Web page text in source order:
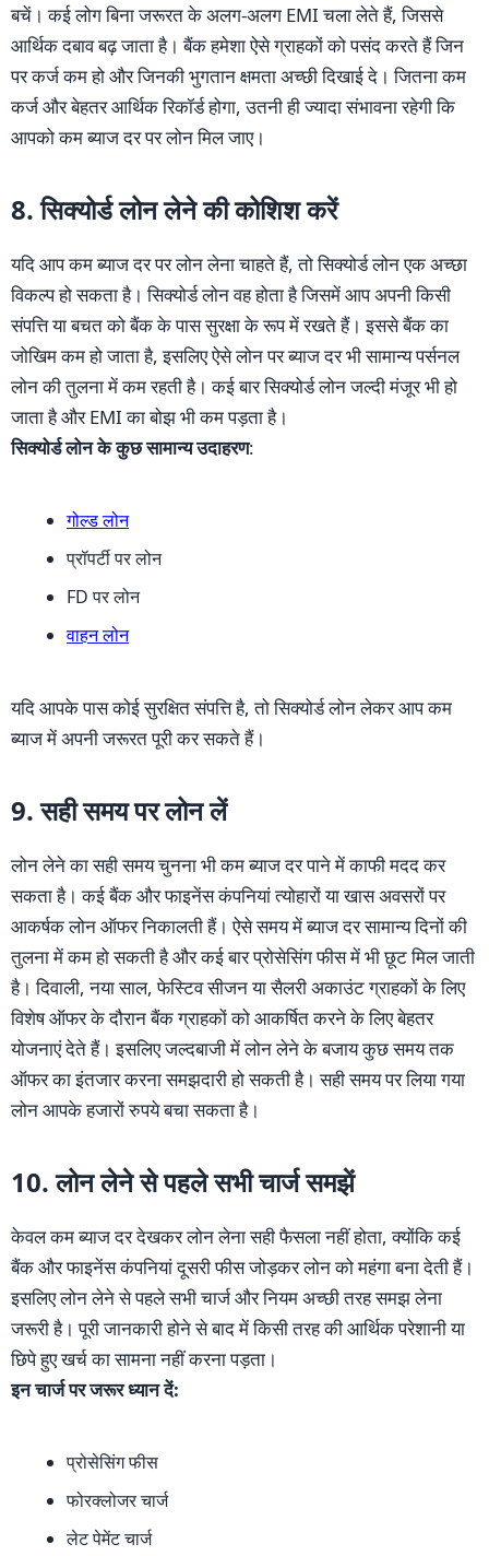
बचें। कई लोग बिना जरूरत के अलग-अलग EMI चला लेते हैं, जिससे
आर्थिक दबाव बढ़ जाता है। बैंक हमेशा ऐसे ग्राहकों को पसंद करते हैं जिन
पर कर्ज कम हो और जिनकी भुगतान क्षमता अच्छी दिखाई दे। जितना कम
कर्ज और बेहतर आर्थिक रिकॉर्ड होगा, उतनी ही ज्यादा संभावना रहेगी कि
आपको कम ब्याज दर पर लोन मिल जाए।
8. सिक्योर्ड लोन लेने की कोशिश करें
यदि आप कम ब्याज दर पर लोन लेना चाहते हैं, तो सिक्योर्ड लोन एक अच्छा
विकल्प हो सकता है। सिक्योर्ड लोन वह होता है जिसमें आप अपनी किसी
संपत्ति या बचत को बैंक के पास सुरक्षा के रूप में रखते हैं। इससे बैंक का
जोखिम कम हो जाता है, इसलिए ऐसे लोन पर ब्याज दर भी सामान्य पर्सनल
लोन की तुलना में कम रहती है। कई बार सिक्योर्ड लोन जल्दी मंजूर भी हो
जाता है और EMI का बोझ भी कम पड़ता है।
सिक्योर्ड लोन के कुछ सामान्य उदाहरण:
गोल्ड लोन
प्रॉपर्टी पर लोन
FD पर लोन
वाहन लोन
यदि आपके पास कोई सुरक्षित संपत्ति है, तो सिक्योर्ड लोन लेकर आप कम
ब्याज में अपनी जरूरत पूरी कर सकते हैं।
9. सही समय पर लोन लें
लोन लेने का सही समय चुनना भी कम ब्याज दर पाने में काफी मदद कर
सकता है। कई बैंक और फाइनेंस कंपनियां त्योहारों या खास अवसरों पर
आकर्षक लोन ऑफर निकालती हैं। ऐसे समय में ब्याज दर सामान्य दिनों की
तुलना में कम हो सकती है और कई बार प्रोसेसिंग फीस में भी छूट मिल जाती
है। दिवाली, नया साल, फेस्टिव सीजन या सैलरी अकाउंट ग्राहकों के लिए
विशेष ऑफर के दौरान बैंक ग्राहकों को आकर्षित करने के लिए बेहतर
योजनाएं देते हैं। इसलिए जल्दबाजी में लोन लेने के बजाय कुछ समय तक
ऑफर का इंतजार करना समझदारी हो सकती है। सही समय पर लिया गया
लोन आपके हजारों रुपये बचा सकता है।
10. लोन लेने से पहले सभी चार्ज समझें
केवल कम ब्याज दर देखकर लोन लेना सही फैसला नहीं होता, क्योंकि कई
बैंक और फाइनेंस कंपनियां दूसरी फीस जोड़कर लोन को महंगा बना देती हैं।
इसलिए लोन लेने से पहले सभी चार्ज और नियम अच्छी तरह समझ लेना
जरूरी है। पूरी जानकारी होने से बाद में किसी तरह की आर्थिक परेशानी या
छिपे हुए खर्च का सामना नहीं करना पड़ता।
इन चार्ज पर जरूर ध्यान दें:
प्रोसेसिंग फीस
फोरक्लोजर चार्ज
लेट पेमेंट चार्ज